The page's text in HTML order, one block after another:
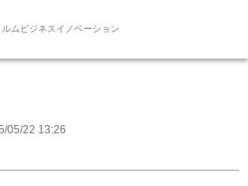
ムビジネスイノベーション
05/22 13:26